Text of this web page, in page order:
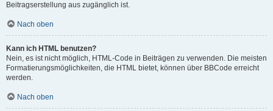
Beitragserstellung aus zugänglich ist.
Nach oben
Kann ich HTML benutzen?
Nein, es ist nicht möglich, HTML-Code in Beiträgen zu verwenden. Die meisten
Formatierungsmöglichkeiten, die HTML bietet, können über BBCode erreicht
werden.
Nach oben